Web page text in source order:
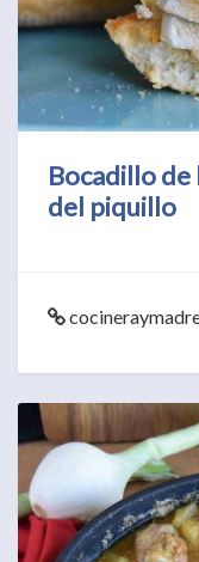
Bocadillo
del piquillo